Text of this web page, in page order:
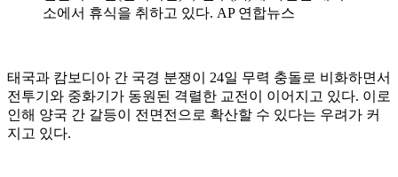
소에서 휴식을 취하고 있다. AP 연합뉴스
태국과 캄보디아 간 국경 분쟁이 24일 무력 충돌로 비화하면서
전투기와 중화기가 동원된 격렬한 교전이 이어지고 있다. 이로
인해 양국 간 갈등이 전면전으로 확산할 수 있다는 우려가 커
지고 있다.